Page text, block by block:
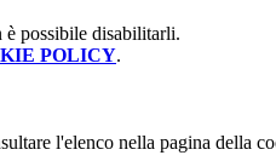
è possibile disabilitarli.
POLICY.
l'elenco nella pagina della